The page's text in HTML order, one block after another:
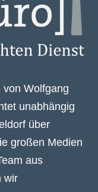
Wolfgang
unabhängig
über
großen Medien
aus
wir